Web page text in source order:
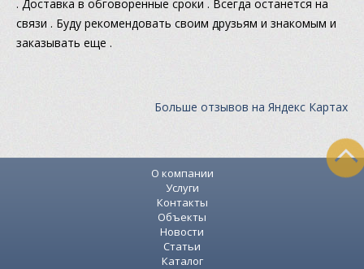
. Доставка в обговоренные сроки . Всегда останется на
связи . Буду рекомендовать своим друзьям и знакомым и
заказывать еще .
Больше отзывов на Яндекс Картах
О компании
Услуги
Контакты
Объекты
Новости
Статьи
Каталог